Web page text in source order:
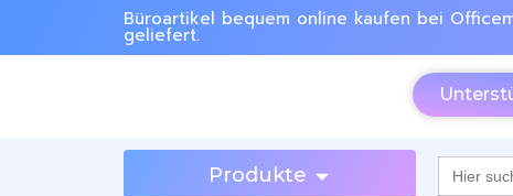
Büroartikel bequem online kaufen bei
geliefert.
Produkte Search
for: